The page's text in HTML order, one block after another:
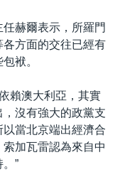
赫爾表示，所羅門
方面的交往已經有
袱。
賴澳大利亞，其實
沒有強大的政黨支
當北京端出經濟合
加瓦雷認為來自中
”